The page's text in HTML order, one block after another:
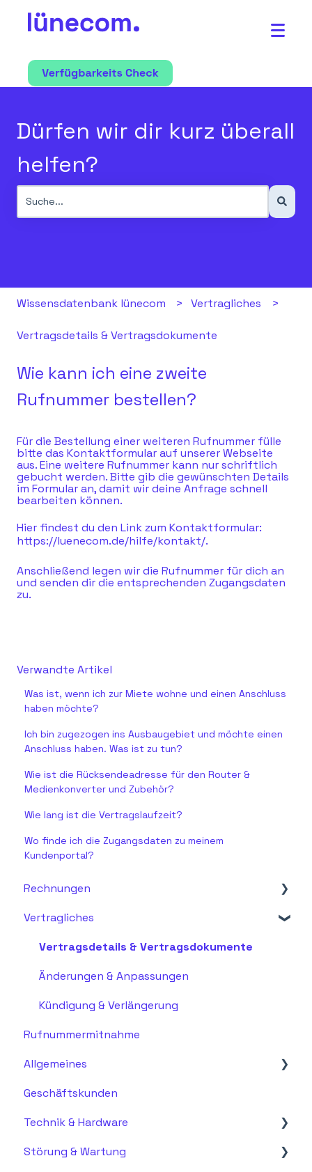
Dürfen wir dir kurz überall
helfen?
Wissensdatenbank lünecom Vertragliches
Vertragsdetails & Vertragsdokumente
Wie kann ich eine zweite
Rufnummer bestellen?
Für die Bestellung einer weiteren Rufnummer fülle
bitte das Kontaktformular auf unserer Webseite
aus. Eine weitere Rufnummer kann nur schriftlich
gebucht werden. Bitte gib die gewünschten Details
im Formular an, damit wir deine Anfrage schnell
bearbeiten können.
Hier findest du den Link zum Kontaktformular:
https://luenecom.de/hilfe/kontakt/.
Anschließend legen wir die Rufnummer für dich an
und senden dir die entsprechenden Zugangsdaten
zu.
Verwandte Artikel
Was ist, wenn ich zur Miete wohne und einen Anschluss
haben möchte?
Ich bin zugezogen ins Ausbaugebiet und möchte einen
Anschluss haben. Was ist zu tun?
Wie ist die Rücksendeadresse für den Router &
Medienkonverter und Zubehör?
Wie lang ist die Vertragslaufzeit?
Wo finde ich die Zugangsdaten zu meinem
Kundenportal?
Rechnungen
Fragen zur Rechnung
Vertragliches
Vertragsdetails & Vertragsdokumente
Änderungen & Anpassungen
Kündigung & Verlängerung
Rufnummermitnahme
Allgemeines
Allgemein
Fragen zu Glasfaser
Netzebenen
Geschäftskunden
Technik & Hardware
Installation & Einrichtung
Störung & Wartung